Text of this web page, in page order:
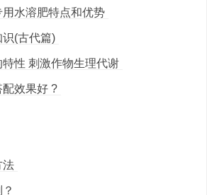
水溶肥特点和优势
(古代篇)
性 刺激作物生理代谢
效果好 ?
法